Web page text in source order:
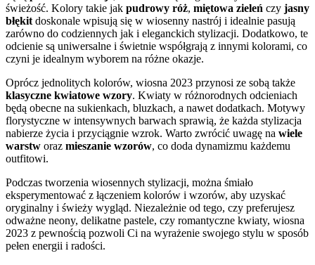
świeżość. Kolory takie jak pudrowy róż, miętowa zieleń czy jasny
błękit doskonale wpisują się w wiosenny nastrój i idealnie pasują
zarówno do codziennych jak i eleganckich stylizacji. Dodatkowo, te
odcienie są uniwersalne i świetnie współgrają z innymi kolorami, co
czyni je idealnym wyborem na różne okazje.
Oprócz jednolitych kolorów, wiosna 2023 przynosi ze sobą także
klasyczne kwiatowe wzory. Kwiaty w różnorodnych odcieniach
będą obecne na sukienkach, bluzkach, a nawet dodatkach. Motywy
florystyczne w intensywnych barwach sprawią, że każda stylizacja
nabierze życia i przyciągnie wzrok. Warto zwrócić uwagę na wiele
warstw oraz mieszanie wzorów, co doda dynamizmu każdemu
outfitowi.
Podczas tworzenia wiosennych stylizacji, można śmiało
eksperymentować z łączeniem kolorów i wzorów, aby uzyskać
oryginalny i świeży wygląd. Niezależnie od tego, czy preferujesz
odważne neony, delikatne pastele, czy romantyczne kwiaty, wiosna
2023 z pewnością pozwoli Ci na wyrażenie swojego stylu w sposób
pełen energii i radości.